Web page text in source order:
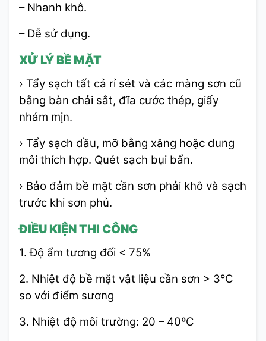
– Nhanh khô.
– Dễ sử dụng.
XỬ LÝ BỀ MẶT
› Tẩy sạch tất cả rỉ sét và các màng sơn cũ
bằng bàn chải sắt, đĩa cước thép, giấy
nhám mịn.
› Tẩy sạch dầu, mỡ bằng xăng hoặc dung
môi thích hợp. Quét sạch bụi bẩn.
› Bảo đảm bề mặt cần sơn phải khô và sạch
trước khi sơn phủ.
ĐIỀU KIỆN THI CÔNG
1. Độ ẩm tương đối < 75%
2. Nhiệt độ bề mặt vật liệu cần sơn > 3°C
so với điểm sương
3. Nhiệt độ môi trường: 20 – 40ºC